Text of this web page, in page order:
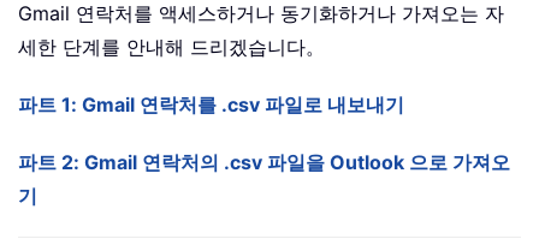
Gmail 연락처를 액세스하거나 동기화하거나 가져오는 자
세한 단계를 안내해 드리겠습니다。
파트 1: Gmail 연락처를 .csv 파일로 내보내기
파트 2: Gmail 연락처의 .csv 파일을 Outlook 으로 가져오
기